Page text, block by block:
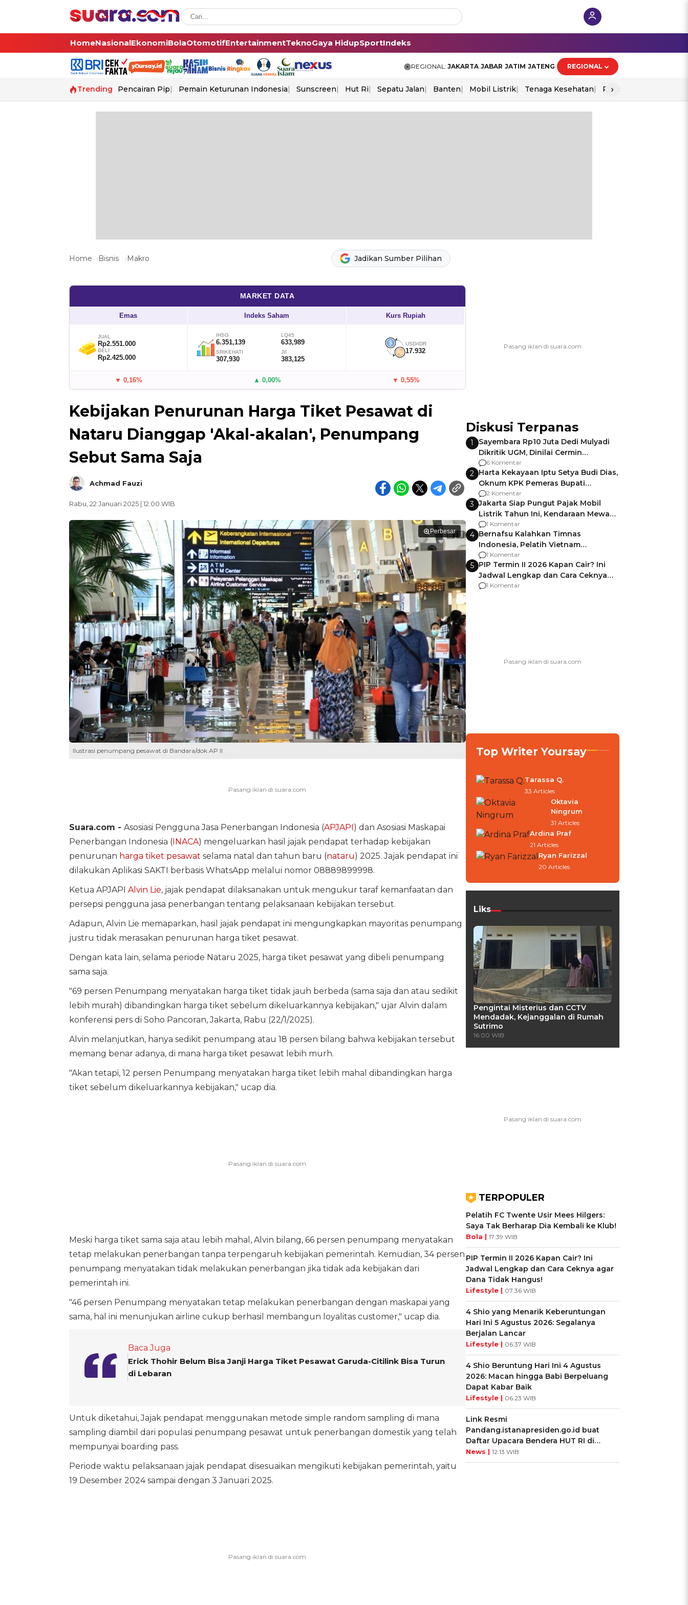
HomeNasionalEkonomiBolaOtomotifEntertainmentTeknoGaya HidupSportIndeks
REGIONAL: JAKARTA JABAR JATIM JATENG REGIONAL
Trending Pencairan Pip Pemain Keturunan Indonesia Sunscreen Hut Ri Sepatu Jalan Banten Mobil Listrik Tenaga Kesehatan Piala Aff 2026
›
Home Bisnis Makro Jadikan Sumber Pilihan
MARKET DATA
Emas Indeks Saham Kurs Rupiah
JUAL
Rp2.551.000
BELI
Rp2.425.000
IHSG
6.351,139
LQ45
633,989
SRIKEHATI
307,930
JII
383,125
USD/IDR
17.932
▼ 0,16% ▲ 0,00% ▼ 0,55%
Kebijakan Penurunan Harga Tiket Pesawat di
Nataru Dianggap 'Akal-akalan', Penumpang
Sebut Sama Saja
Achmad Fauzi
Rabu, 22 Januari 2025 | 12:00 WIB
Perbesar
Ilustrasi penumpang pesawat di Bandara/dok AP II
Suara.com - Asosiasi Pengguna Jasa Penerbangan Indonesia (APJAPI) dan Asosiasi Maskapai
Penerbangan Indonesia (INACA) mengeluarkan hasil jajak pendapat terhadap kebijakan
penurunan harga tiket pesawat selama natal dan tahun baru (nataru) 2025. Jajak pendapat ini
dilakukan Aplikasi SAKTI berbasis WhatsApp melalui nomor 08889899998.
Ketua APJAPI Alvin Lie, jajak pendapat dilaksanakan untuk mengukur taraf kemanfaatan dan
persepsi pengguna jasa penerbangan tentang pelaksanaan kebijakan tersebut.
Adapun, Alvin Lie memaparkan, hasil jajak pendapat ini mengungkapkan mayoritas penumpang
justru tidak merasakan penurunan harga tiket pesawat.
Dengan kata lain, selama periode Nataru 2025, harga tiket pesawat yang dibeli penumpang
sama saja.
"69 persen Penumpang menyatakan harga tiket tidak jauh berbeda (sama saja dan atau sedikit
lebih murah) dibandingkan harga tiket sebelum dikeluarkannya kebijakan," ujar Alvin dalam
konferensi pers di Soho Pancoran, Jakarta, Rabu (22/1/2025).
Alvin melanjutkan, hanya sedikit penumpang atau 18 persen bilang bahwa kebijakan tersebut
memang benar adanya, di mana harga tiket pesawat lebih murh.
"Akan tetapi, 12 persen Penumpang menyatakan harga tiket lebih mahal dibandingkan harga
tiket sebelum dikeluarkannya kebijakan," ucap dia.
Meski harga tiket sama saja atau lebih mahal, Alvin bilang, 66 persen penumpang menyatakan
tetap melakukan penerbangan tanpa terpengaruh kebijakan pemerintah. Kemudian, 34 persen
penumpang menyatakan tidak melakukan penerbangan jika tidak ada kebijakan dari
pemerintah ini.
"46 persen Penumpang menyatakan tetap melakukan penerbangan dengan maskapai yang
sama, hal ini menunjukan airline cukup berhasil membangun loyalitas customer," ucap dia.
Baca Juga
Erick Thohir Belum Bisa Janji Harga Tiket Pesawat Garuda-Citilink Bisa Turun
di Lebaran
Untuk diketahui, Jajak pendapat menggunakan metode simple random sampling di mana
sampling diambil dari populasi penumpang pesawat untuk penerbangan domestik yang telah
mempunyai boarding pass.
Periode waktu pelaksanaan jajak pendapat disesuaikan mengikuti kebijakan pemerintah, yaitu
19 Desember 2024 sampai dengan 3 Januari 2025.
Diskusi Terpanas
1
Sayembara Rp10 Juta Dedi Mulyadi
Dikritik UGM, Dinilai Cermin
Gagalnya Negara Jamin Keamanan
6 Komentar
2 Harta Kekayaan Iptu Setya Budi Dias,
Oknum KPK Pemeras Bupati
Pemalang
2 Komentar
3 Jakarta Siap Pungut Pajak Mobil
Listrik Tahun Ini, Kendaraan Mewah
Kena hingga 75% PKB
1 Komentar
4 Bernafsu Kalahkan Timnas
Indonesia, Pelatih Vietnam
Berencana Pakai Jimat di Pakansari
1 Komentar
5 PIP Termin II 2026 Kapan Cair? Ini
Jadwal Lengkap dan Cara Ceknya
agar Dana Tidak Hangus!
1 Komentar
Top Writer Yoursay
Tarassa Q.
33 Articles
Oktavia
Ningrum
31 Articles
Ardina Praf
21 Articles
Ryan Farizzal
20 Articles
Liks
Pengintai Misterius dan CCTV
Mendadak, Kejanggalan di Rumah
Sutrimo
16:00 WIB
TERPOPULER
Pelatih FC Twente Usir Mees Hilgers:
Saya Tak Berharap Dia Kembali ke Klub!
Bola | 17:39 WIB
PIP Termin II 2026 Kapan Cair? Ini
Jadwal Lengkap dan Cara Ceknya agar
Dana Tidak Hangus!
Lifestyle | 07:36 WIB
4 Shio yang Menarik Keberuntungan
Hari Ini 5 Agustus 2026: Segalanya
Berjalan Lancar
Lifestyle | 06:37 WIB
4 Shio Beruntung Hari Ini 4 Agustus
2026: Macan hingga Babi Berpeluang
Dapat Kabar Baik
Lifestyle | 06:23 WIB
Link Resmi
Pandang.istanapresiden.go.id buat
Daftar Upacara Bendera HUT RI di
Istana Negara
News | 12:13 WIB